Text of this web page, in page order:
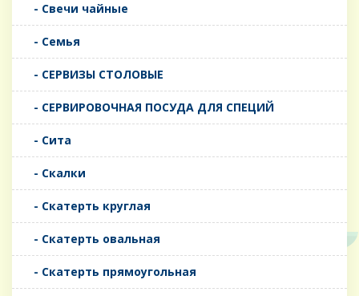
- Свечи чайные
- Семья
- СЕРВИЗЫ СТОЛОВЫЕ
- СЕРВИРОВОЧНАЯ ПОСУДА ДЛЯ СПЕЦИЙ
- Сита
- Скалки
- Скатерть круглая
- Скатерть овальная
- Скатерть прямоугольная